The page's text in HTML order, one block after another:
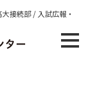
大接続部 / 入試広報・